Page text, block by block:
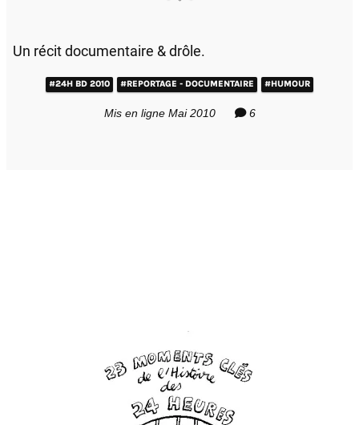
Un récit documentaire & drôle.
#24H BD 2010 #REPORTAGE - DOCUMENTAIRE #HUMOUR
Mis en ligne Mai 2010 6